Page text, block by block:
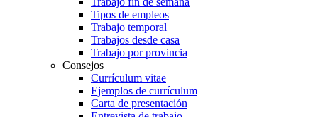
Tipos de empleos
Trabajo temporal
Trabajos desde casa
Trabajo por provincia
Consejos
Currículum vitae
Ejemplos de currículum
Carta de presentación